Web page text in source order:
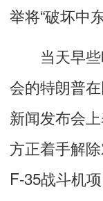
举将“破坏中
当天早些
会的特朗普
新闻发布会
方正着手解
F-35战斗机